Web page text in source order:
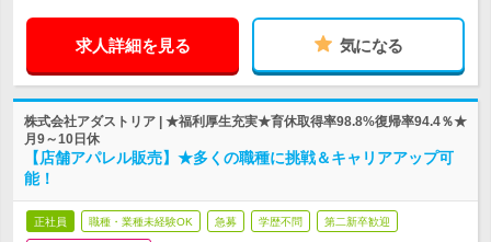
求人詳細を見る 気になる
株式会社アダストリア | ★福利厚生充実★育休取得率98.8%復帰率94.4％★
月9～10日休
【店舗アパレル販売】★多くの職種に挑戦＆キャリアアップ可
能！
正社員 職種・業種未経験OK 急募 学歴不問 第二新卒歓迎